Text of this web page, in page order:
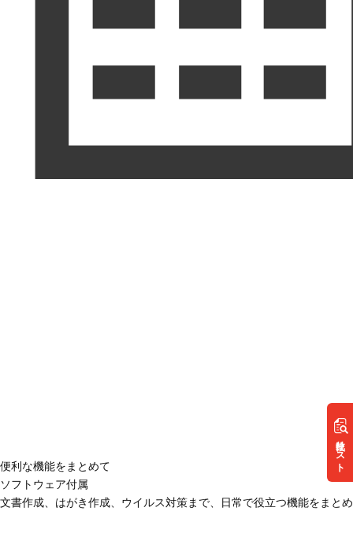
リスト
便利な機能をまとめて
ソフトウェア付属
文書作成、はがき作成、ウイルス対策まで、日常で役立つ機能をまと